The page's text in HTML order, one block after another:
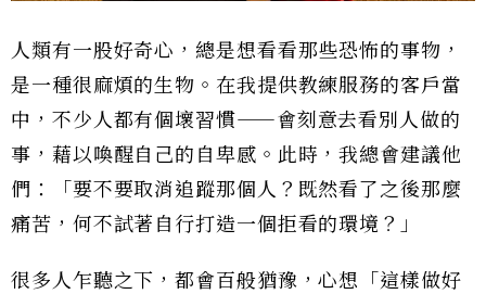
人類有一股好奇心，總是想看看那些恐怖的事物，
是一種很麻煩的生物。在我提供教練服務的客戶當
中，不少人都有個壞習慣⸺會刻意去看別人做的
事，藉以喚醒自己的自卑感。此時，我總會建議他
們：「要不要取消追蹤那個人？既然看了之後那麼
痛苦，何不試著自行打造一個拒看的環境？」
很多人乍聽之下，都會百般猶豫，心想「這樣做好